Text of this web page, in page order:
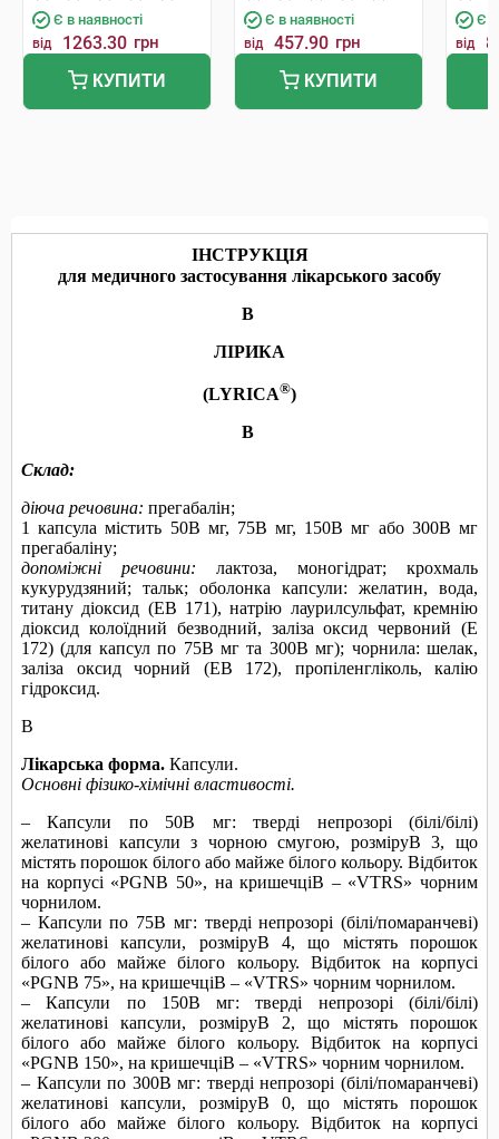
Дойчленд
Є в наявності
від 1263.30 грн
КУПИТИ
Є в наявності
від 457.90 грн
КУПИТИ
Є в
від